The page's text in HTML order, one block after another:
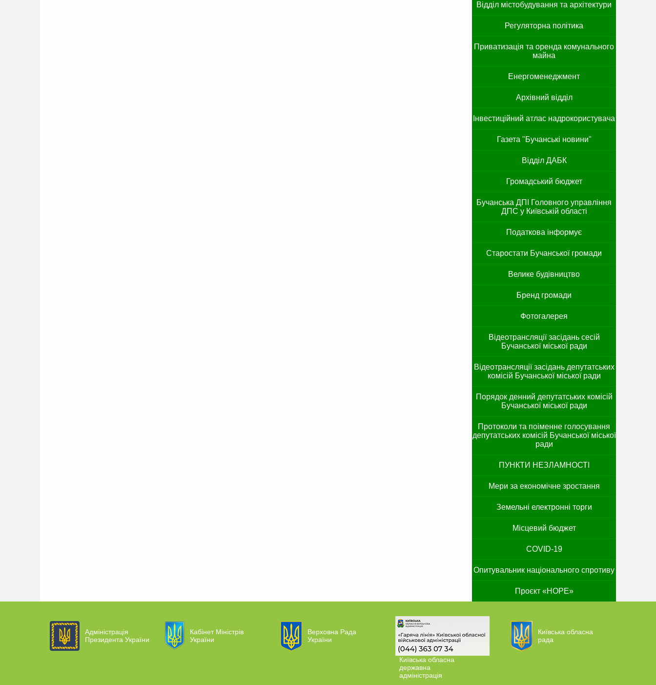
Відділ містобудування та архітектури
Регуляторна політика
Приватизація та оренда комунального
майна
Енергоменеджмент
Архівний відділ
Інвестиційний атлас надрокористувача
Газета "Бучанські новини"
Відділ ДАБК
Громадський бюджет
Бучанська ДПІ Головного управління
ДПС у Київській області
Податкова інформує
Старостати Бучанської громади
Велике будівництво
Бренд громади
Фотогалерея
Відеотрансляції засідань сесій
Бучанської міської ради
Відеотрансляції засідань депутатських
комісій Бучанської міської ради
Порядок денний депутатських комісій
Бучанської міської ради
Протоколи та поіменне голосування
депутатських комісій Бучанської міської
ради
ПУНКТИ НЕЗЛАМНОСТІ
Мери за економічне зростання
Земельні електронні торги
Місцевий бюджет
COVID-19
Опитувальник національного спротиву
Проєкт «HOPE»
Адміністрація
Президента України
Кабінет Міністрів
України
Верховна Рада
України
Київська обласна
державна
адміністрація
Київська обласна
рада